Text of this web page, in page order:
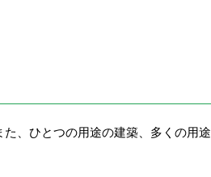
、ひとつの用途の建築、多くの用途